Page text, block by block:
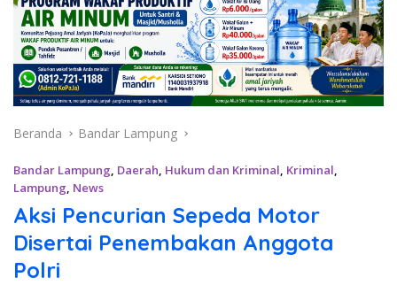
Beranda Bandar Lampung
Bandar Lampung, Daerah, Hukum dan Kriminal, Kriminal,
Lampung, News
Aksi Pencurian Sepeda Motor
Disertai Penembakan Anggota
Polri